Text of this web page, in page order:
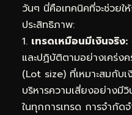
วันๆ นี่คือเทคนิคที่จะช่วย
ประสิทธิภาพ:
1. เทรดเหมือนมีเงินจริง:
และปฏิบัติตามอย่างเคร่ง
(Lot size) ที่เหมาะสมกับ
บริหารความเสี่ยงอย่างมี
ในทุกการเทรด การจำกัด